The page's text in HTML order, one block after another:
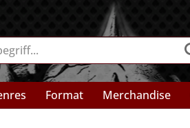
Format Merchandise